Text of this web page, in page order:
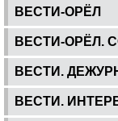
ВЕСТИ-ОРЁЛ
ВЕСТИ-ОРЁЛ.
ВЕСТИ.
ВЕСТИ.